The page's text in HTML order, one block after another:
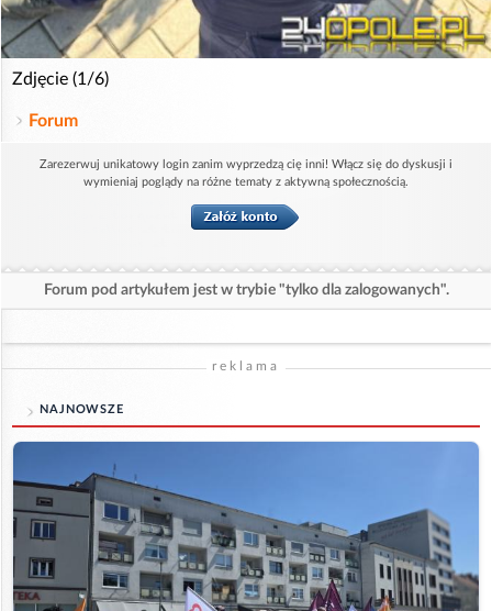
Zdjęcie (1/6)
Forum
Zarezerwuj unikatowy login zanim wyprzedzą cię inni! Włącz się do dyskusji i
wymieniaj poglądy na różne tematy z aktywną społecznością.
Forum pod artykułem jest w trybie "tylko dla zalogowanych".
reklama
NAJNOWSZE